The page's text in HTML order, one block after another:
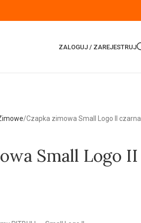
ZALOGUJ / ZAREJESTRUJ
Czapka zimowa Small Logo II czarna
Small Logo II